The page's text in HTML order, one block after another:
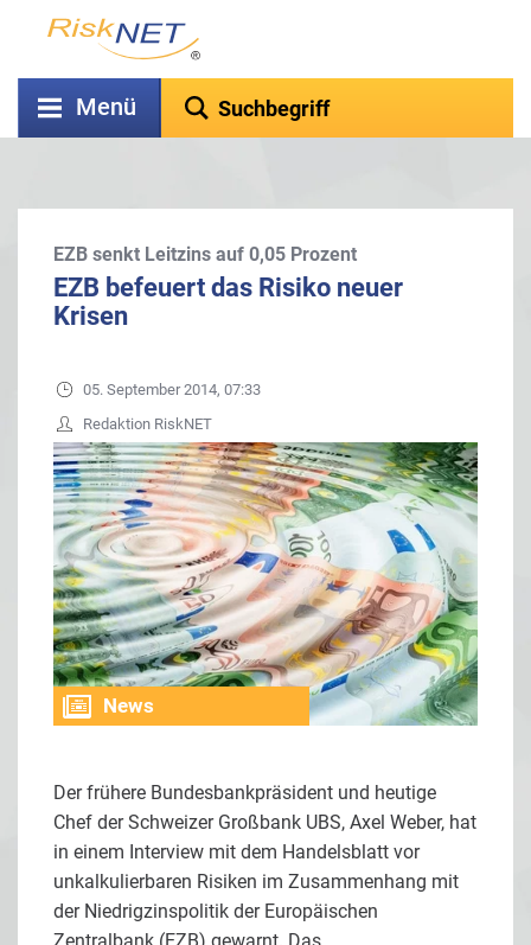
Menü
EZB senkt Leitzins auf 0,05 Prozent
EZB befeuert das Risiko neuer
Krisen
05. September 2014, 07:33
Redaktion RiskNET
News
Der frühere Bundesbankpräsident und heutige
Chef der Schweizer Großbank UBS, Axel Weber, hat
in einem Interview mit dem Handelsblatt vor
unkalkulierbaren Risiken im Zusammenhang mit
der Niedrigzinspolitik der Europäischen